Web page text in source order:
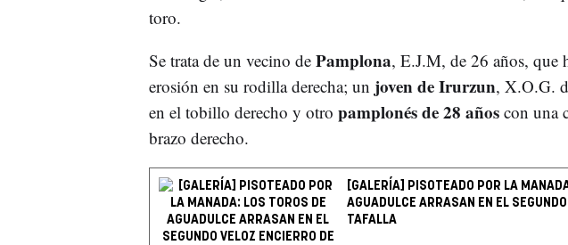
toro.
Se trata de un vecino dePamplona, E.J.M, de 26 años, que
erosión en su rodilla derecha; un joven de Irurzun, X.O.G.
en el tobillo derecho y otro pamplonés de 28 añoscon una
brazo derecho.
[GALERÍA] PISOTEADO POR LA
AGUADULCE ARRASAN EN EL
TAFALLA